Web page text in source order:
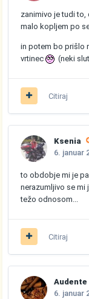
zanimivo je tudi to,
malo kopljem po
in potem bo prišlo
vrtinec
(neki
Citiraj
Ksenia
6. januar
to obdobje mi je
nerazumljivo se
težo odnosom...
Citiraj
Audente
6. januar